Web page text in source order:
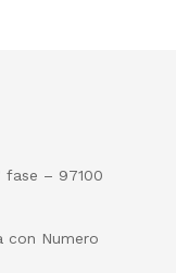
fase – 97100
con Numero